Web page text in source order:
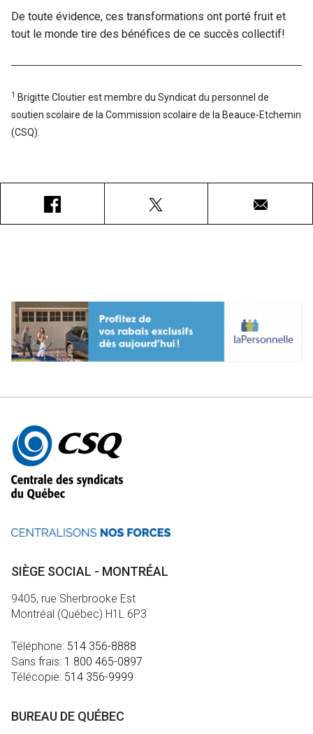
De toute évidence, ces transformations ont porté fruit et
tout le monde tire des bénéfices de ce succès collectif!
1 Brigitte Cloutier est membre du Syndicat du personnel de
soutien scolaire de la Commission scolaire de la Beauce-Etchemin
(CSQ).
Courriel
Autres
informations
SIÈGE SOCIAL - MONTRÉAL
9405, rue Sherbrooke Est
Montréal (Québec) H1L 6P3
Téléphone: 514 356-8888
Sans frais: 1 800 465-0897
Télécopie: 514 356-9999
BUREAU DE QUÉBEC